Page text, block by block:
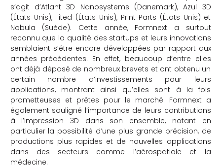
s’agit d’Atlant 3D Nanosystems (Danemark), Azul 3D
(États-Unis), Fited (États-Unis), Print Parts (États-Unis) et
Nobula (Suède). Cette année, Formnext a surtout
reconnu que la qualité des startups et leurs innovations
semblaient s’être encore développées par rapport aux
années précédentes. En effet, beaucoup d’entre elles
ont déjà déposé de nombreux brevets et ont obtenu un
certain nombre d’investissements pour leurs
applications, montrant ainsi qu’elles sont à la fois
prometteuses et prêtes pour le marché. Formnext a
également souligné l’importance de leurs contributions
à l’impression 3D dans son ensemble, notant en
particulier la possibilité d’une plus grande précision, de
productions plus rapides et de nouvelles applications
dans des secteurs comme l’aérospatiale et la
médecine.